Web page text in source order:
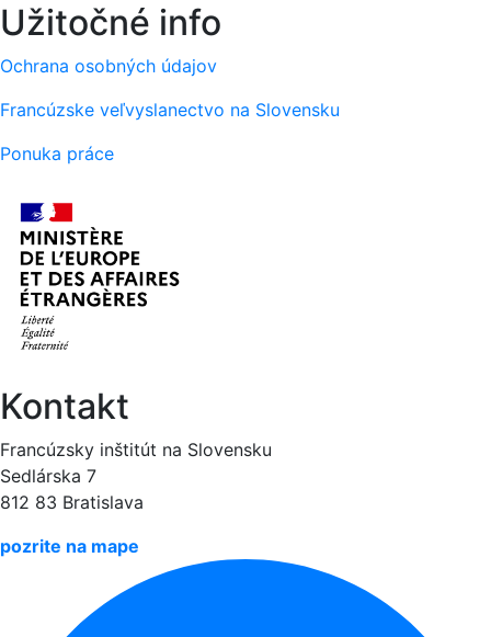
Užitočné info
Ochrana osobných údajov
Francúzske veľvyslanectvo na Slovensku
Ponuka práce
Kontakt
Francúzsky inštitút na Slovensku
Sedlárska 7
812 83 Bratislava
pozrite na mape